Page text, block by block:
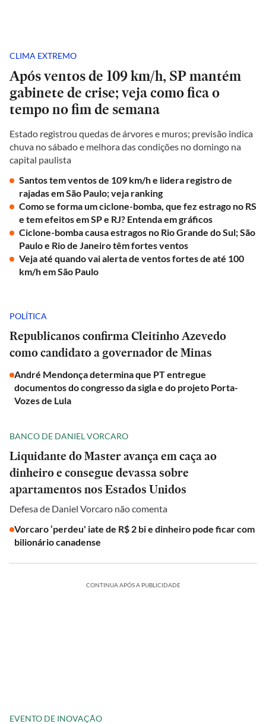
CLIMA EXTREMO
Após ventos de 109 km/h, SP mantém
gabinete de crise; veja como fica o
tempo no fim de semana
Estado registrou quedas de árvores e muros; previsão indica
chuva no sábado e melhora das condições no domingo na
capital paulista
Santos tem ventos de 109 km/h e lidera registro de
rajadas em São Paulo; veja ranking
Como se forma um ciclone-bomba, que fez estrago no RS
e tem efeitos em SP e RJ? Entenda em gráficos
Ciclone-bomba causa estragos no Rio Grande do Sul; São
Paulo e Rio de Janeiro têm fortes ventos
Veja até quando vai alerta de ventos fortes de até 100
km/h em São Paulo
POLÍTICA
Republicanos confirma Cleitinho Azevedo
como candidato a governador de Minas
André Mendonça determina que PT entregue
documentos do congresso da sigla e do projeto Porta-
Vozes de Lula
BANCO DE DANIEL VORCARO
Liquidante do Master avança em caça ao
dinheiro e consegue devassa sobre
apartamentos nos Estados Unidos
Defesa de Daniel Vorcaro não comenta
Vorcaro ‘perdeu' iate de R$ 2 bi e dinheiro pode ficar com
bilionário canadense
CONTINUA APÓS A PUBLICIDADE
EVENTO DE INOVAÇÃO